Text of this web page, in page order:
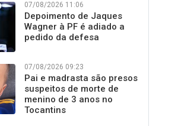
07/08/2026 11:06
Depoimento de Jaques
Wagner à PF é adiado a
pedido da defesa
07/08/2026 09:23
Pai e madrasta são presos
suspeitos de morte de
menino de 3 anos no
Tocantins